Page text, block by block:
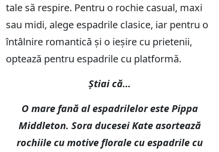
tale să respire. Pentru o rochie casual, maxi
sau midi, alege espadrile clasice, iar pentru o
întâlnire romantică și o ieșire cu prietenii,
optează pentru espadrile cu platformă.
Știai că…
O mare fană al espadrilelor este Pippa
Middleton. Sora ducesei Kate asortează
rochiile cu motive florale cu espadrile cu